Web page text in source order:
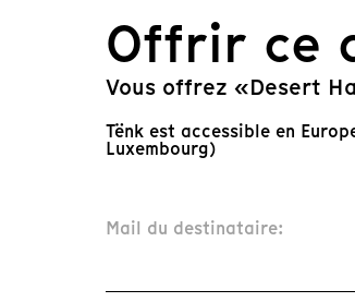
Offrir ce
Vous offrez «Desert
Tënk est accessible en
Luxembourg)
Mail du destinataire: